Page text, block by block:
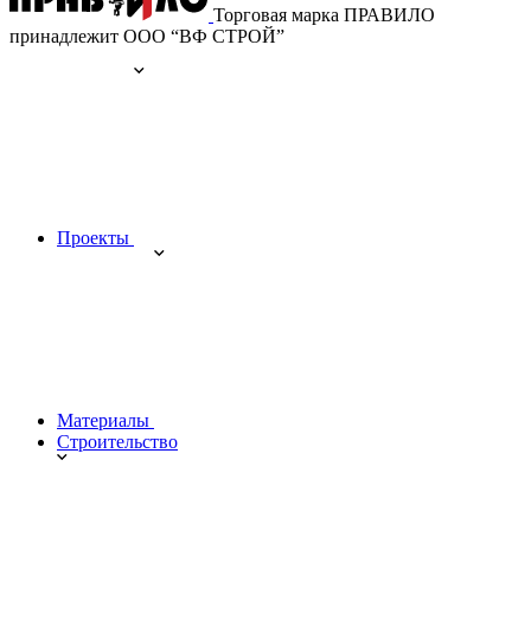
Торговая марка ПРАВИЛО
принадлежит ООО “ВФ СТРОЙ”
Проекты
Материалы
Строительство